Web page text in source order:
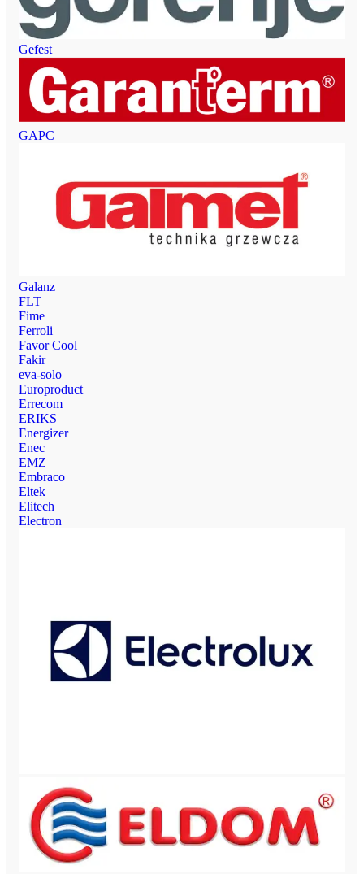
Gefest
GAPC
Galanz
FLT
Fime
Ferroli
Favor Cool
Fakir
eva-solo
Europroduct
Errecom
ERIKS
Energizer
Enec
EMZ
Embraco
Eltek
Elitech
Electron